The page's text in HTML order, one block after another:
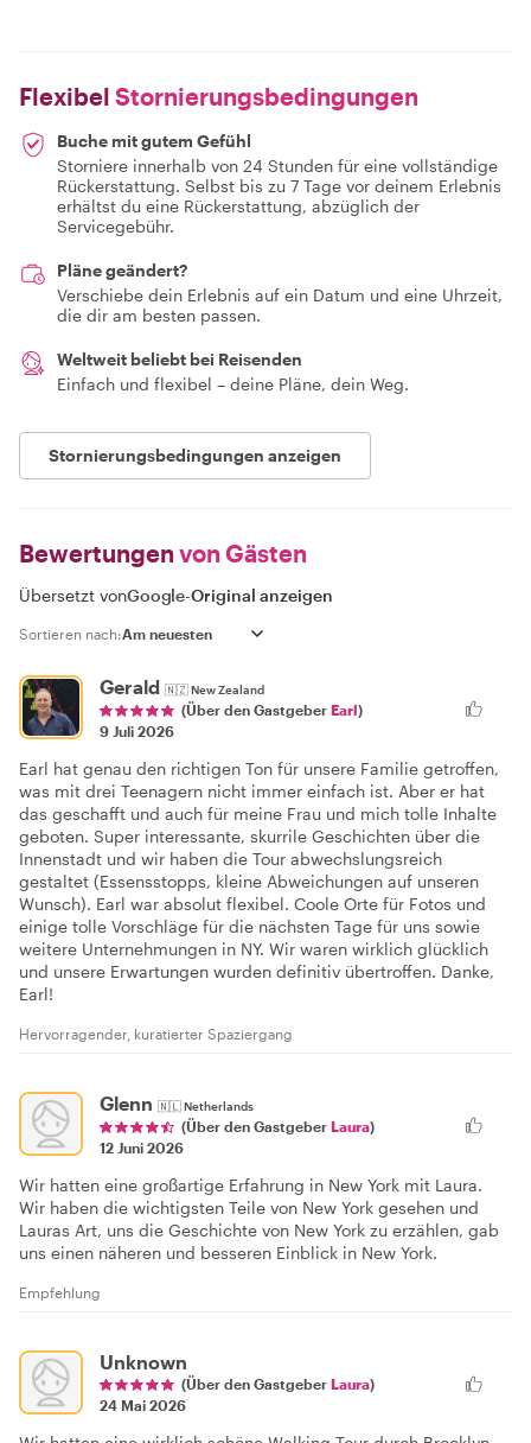
Flexibel Stornierungsbedingungen
Buche mit gutem Gefühl
Storniere innerhalb von 24 Stunden für eine vollständige
Rückerstattung. Selbst bis zu 7 Tage vor deinem Erlebnis
erhältst du eine Rückerstattung, abzüglich der
Servicegebühr.
Pläne geändert?
Verschiebe dein Erlebnis auf ein Datum und eine Uhrzeit,
die dir am besten passen.
Weltweit beliebt bei Reisenden
Einfach und flexibel – deine Pläne, dein Weg.
Stornierungsbedingungen anzeigen
Bewertungen von Gästen
Übersetzt vonGoogle-Original anzeigen
Sortieren nach:
Gerald 🇳🇿New Zealand
(Über den Gastgeber Earl)
9 Juli 2026
Earl hat genau den richtigen Ton für unsere Familie getroffen,
was mit drei Teenagern nicht immer einfach ist. Aber er hat
das geschafft und auch für meine Frau und mich tolle Inhalte
geboten. Super interessante, skurrile Geschichten über die
Innenstadt und wir haben die Tour abwechslungsreich
gestaltet (Essensstopps, kleine Abweichungen auf unseren
Wunsch). Earl war absolut flexibel. Coole Orte für Fotos und
einige tolle Vorschläge für die nächsten Tage für uns sowie
weitere Unternehmungen in NY. Wir waren wirklich glücklich
und unsere Erwartungen wurden definitiv übertroffen. Danke,
Earl!
Hervorragender, kuratierter Spaziergang
Glenn 🇳🇱Netherlands
(Über den Gastgeber Laura)
12 Juni 2026
Wir hatten eine großartige Erfahrung in New York mit Laura.
Wir haben die wichtigsten Teile von New York gesehen und
Lauras Art, uns die Geschichte von New York zu erzählen, gab
uns einen näheren und besseren Einblick in New York.
Empfehlung
Unknown
(Über den Gastgeber Laura)
24 Mai 2026